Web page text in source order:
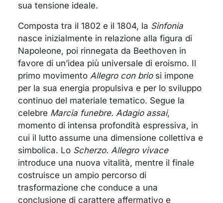
sua tensione ideale.
Composta tra il 1802 e il 1804, la Sinfonia
nasce inizialmente in relazione alla figura di
Napoleone, poi rinnegata da Beethoven in
favore di un’idea più universale di eroismo. Il
primo movimento Allegro con briosi impone
per la sua energia propulsiva e per lo sviluppo
continuo del materiale tematico. Segue la
celebre Marcia funebre. Adagio assai,
momento di intensa profondità espressiva, in
cui il lutto assume una dimensione collettiva e
simbolica. Lo Scherzo. Allegro vivace
introduce una nuova vitalità, mentre il finale
costruisce un ampio percorso di
trasformazione che conduce a una
conclusione di carattere affermativo e